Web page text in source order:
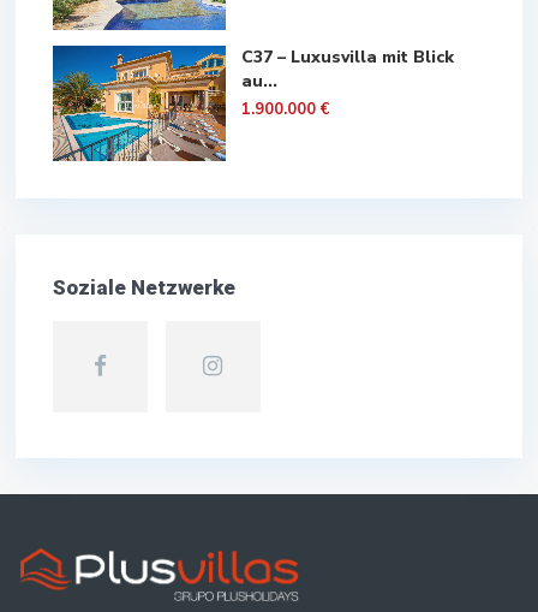
C37 – Luxusvilla mit Blick
au...
1.900.000 €
Soziale Netzwerke